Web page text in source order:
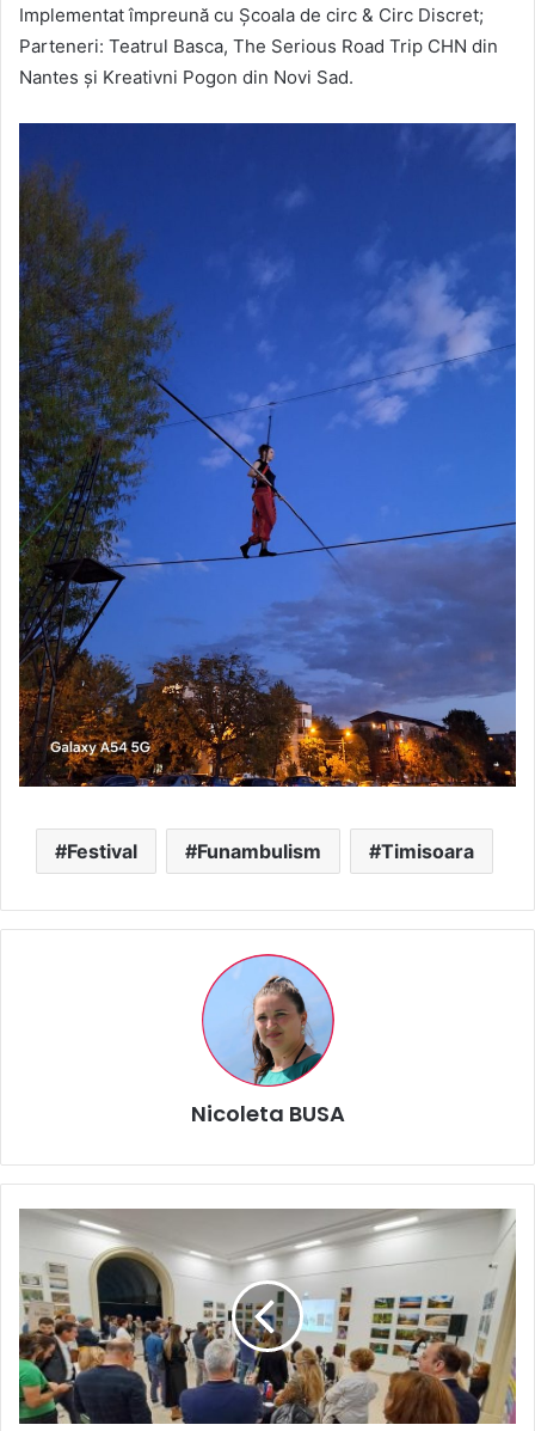
Implementat împreună cu Școala de circ & Circ Discret;
Parteneri: Teatrul Basca, The Serious Road Trip CHN din
Nantes și Kreativni Pogon din Novi Sad.
Festival Funambulism Timisoara
Nicoleta BUSA
Fotografii,
aromă
de
trandafir
și
mălai
dulce
din